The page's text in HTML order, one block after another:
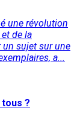
une révolution
de la
un sujet sur une
a...
?